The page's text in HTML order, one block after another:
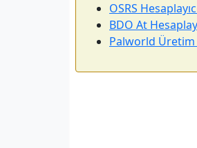
OSRS
BDO At
Palworld Üretim